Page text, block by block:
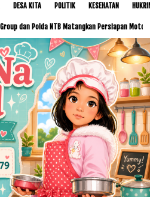
DESA KITA POLITIK KESEHATAN
NTB Matangkan Persiapan MotoGP